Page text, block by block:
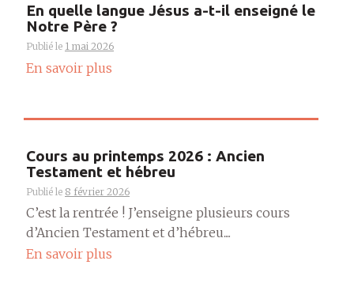
En quelle langue Jésus a-t-il enseigné le
Notre Père ?
Publié le 1 mai 2026
En savoir plus
Cours au printemps 2026 : Ancien
Testament et hébreu
Publié le 8 février 2026
C’est la rentrée ! J’enseigne plusieurs cours
d’Ancien Testament et d’hébreu....
En savoir plus